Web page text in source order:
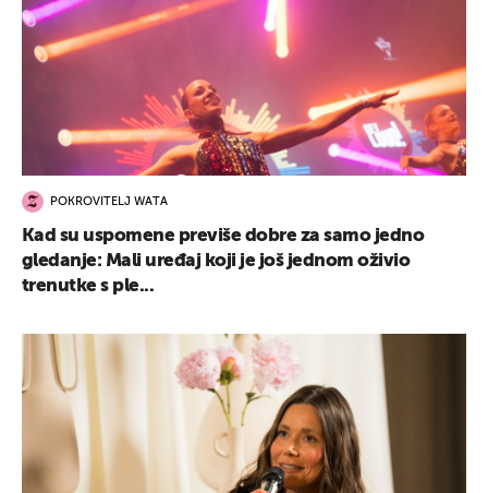
POKROVITELJ WATA
Kad su uspomene previše dobre za samo jedno
gledanje: Mali uređaj koji je još jednom oživio
trenutke s ple...